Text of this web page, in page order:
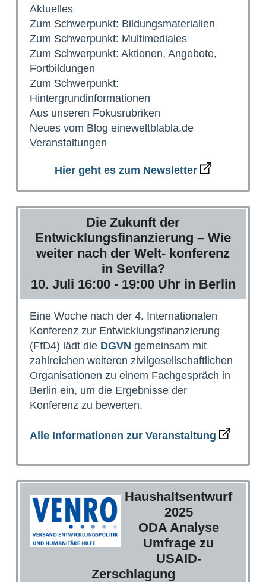
Aktuelles
Zum Schwerpunkt: Bildungsmaterialien
Zum Schwerpunkt: Multimediales
Zum Schwerpunkt: Aktionen, Angebote,
Fortbildungen
Zum Schwerpunkt:
Hintergrundinformationen
Aus unseren Fokusrubriken
Neues vom Blog eineweltblabla.de
Veranstaltungen
Hier geht es zum Newsletter
Die Zukunft der
Entwicklungsfinanzierung – Wie
weiter nach der Welt- konferenz
in Sevilla?
10. Juli 16:00 - 19:00 Uhr in Berlin
Eine Woche nach der 4. Internationalen
Konferenz zur Entwicklungsfinanzierung
(FfD4) lädt die DGVN gemeinsam mit
zahlreichen weiteren zivilgesellschaftlichen
Organisationen zu einem Fachgespräch in
Berlin ein, um die Ergebnisse der
Konferenz zu bewerten.
Alle Informationen zur Veranstaltung
Haushaltsentwurf
2025
ODA Analyse
Umfrage zu
USAID-
Zerschlagung